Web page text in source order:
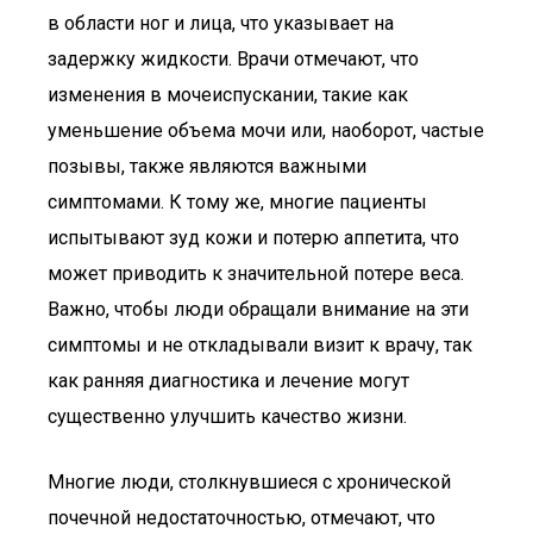
в области ног и лица, что указывает на
задержку жидкости. Врачи отмечают, что
изменения в мочеиспускании, такие как
уменьшение объема мочи или, наоборот, частые
позывы, также являются важными
симптомами. К тому же, многие пациенты
испытывают зуд кожи и потерю аппетита, что
может приводить к значительной потере веса.
Важно, чтобы люди обращали внимание на эти
симптомы и не откладывали визит к врачу, так
как ранняя диагностика и лечение могут
существенно улучшить качество жизни.
Многие люди, столкнувшиеся с хронической
почечной недостаточностью, отмечают, что